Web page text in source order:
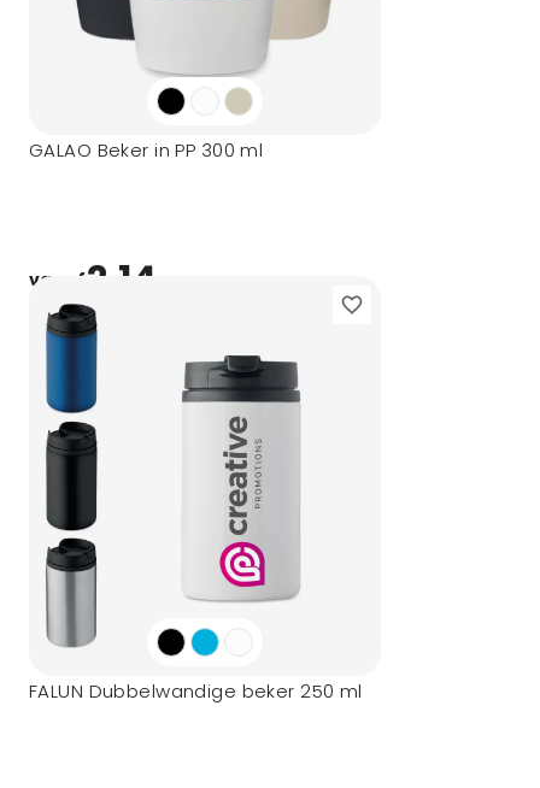
GALAO Beker in PP 300 ml
vanaf2,14
FALUN Dubbelwandige beker 250 ml